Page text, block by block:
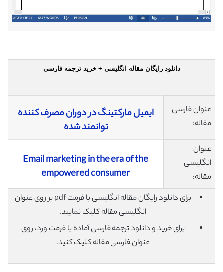
دانلود رایگان مقاله انگلیسی + خرید ترجمه فارسی
عنوان فارسی
مقاله:
ایمیل مارکتینگ در دوران مصرف کننده
توانمند شده
عنوان
انگلیسی
مقاله:
Email marketing in the era of the
empowered consumer
برای دانلود رایگان مقاله انگلیسی با فرمت pdf بر روی عنوان
انگلیسی مقاله کلیک نمایید.
برای خرید و دانلود ترجمه فارسی آماده با فرمت ورد، روی
عنوان فارسی مقاله کلیک کنید.